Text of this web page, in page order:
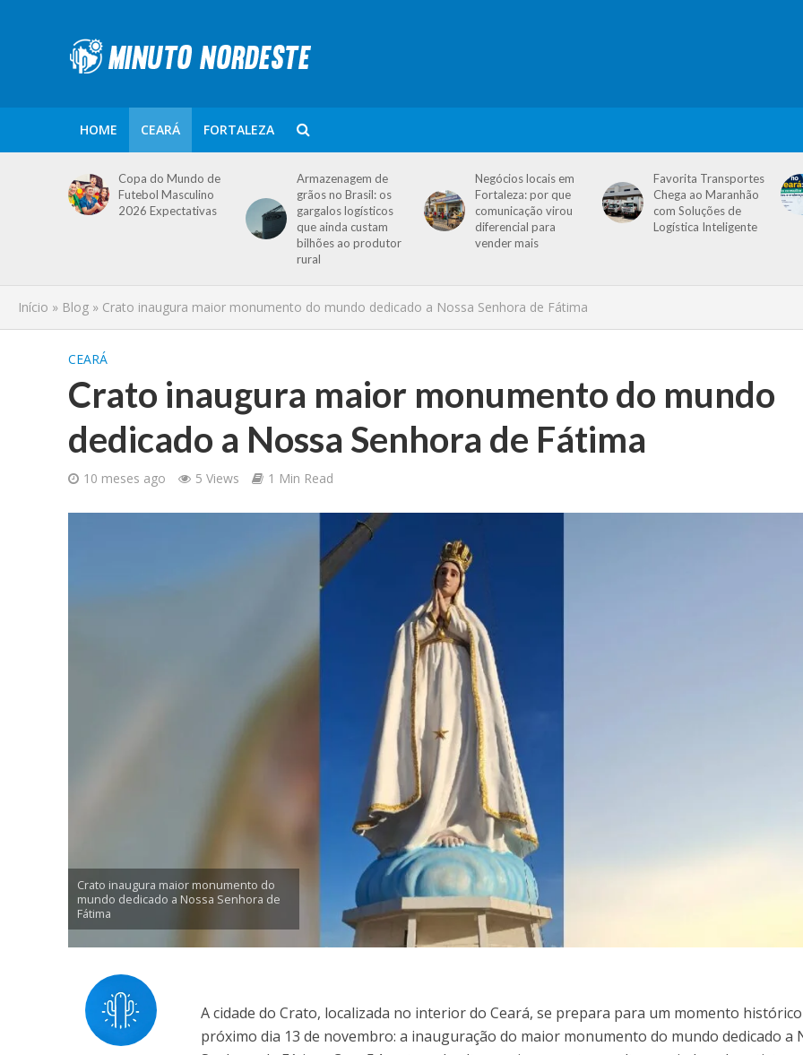
HOME CEARÁ FORTALEZA
Copa do Mundo de
Futebol Masculino
2026 Expectativas
Armazenagem de
grãos no Brasil: os
gargalos logísticos
que ainda custam
bilhões ao produtor
rural
Negócios locais em
Fortaleza: por que
comunicação virou
diferencial para
vender mais
Favorita Transportes
Chega ao Maranhão
com Soluções de
Logística Inteligente
Início » Blog » Crato inaugura maior monumento do mundo dedicado a Nossa Senhora de Fátima
CEARÁ
Crato inaugura maior monumento do mundo
dedicado a Nossa Senhora de Fátima
10 meses ago 5 Views 1 Min Read
Crato inaugura maior monumento do
mundo dedicado a Nossa Senhora de
Fátima
A cidade do Crato, localizada no interior do Ceará, se prepara para um momento
próximo dia 13 de novembro: a inauguração do maior monumento do mundo dedicado a